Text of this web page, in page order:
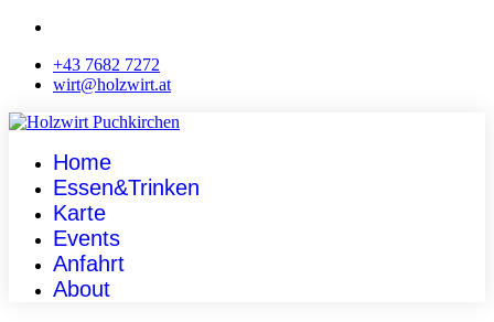
+43 7682 7272
wirt@holzwirt.at
Home
Essen&Trinken
Karte
Events
Anfahrt
About